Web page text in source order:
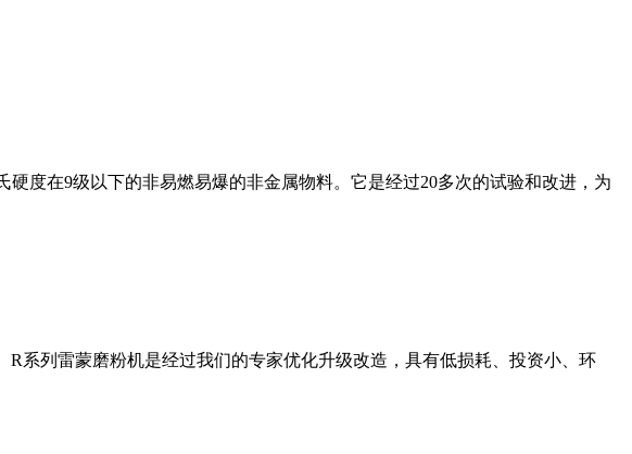
度在9级以下的非易燃易爆的非金属物料。它是经过20多次的试验和改进，为
系列雷蒙磨粉机是经过我们的专家优化升级改造，具有低损耗、投资小、环